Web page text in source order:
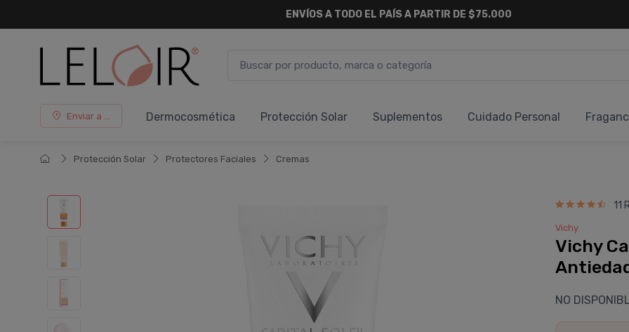
Enviar a ... Dermocosmética Protección Solar Suplementos Cuidado Personal
Protección Solar Protectores Faciales Cremas
11
Vichy
Vichy
NO